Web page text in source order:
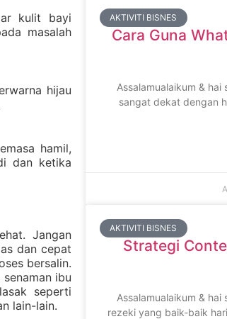
kulit bayi
masalah
hijau
hamil,
dan ketika
Jangan
dan cepat
bersalin.
ibu
seperti
lain-lain.
AKTIVITI BISNES
Cara Guna
Assalamualaikum &
sangat dekat dengan
AKTIVITI BISNES
Strategi
Assalamualaikum &
rezeki yang baik-baik